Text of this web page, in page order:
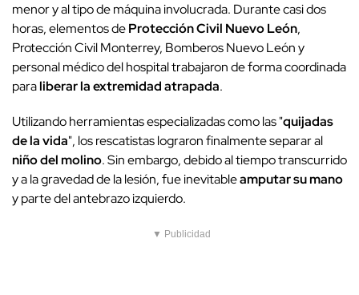
menor y al tipo de máquina involucrada. Durante casi dos
horas, elementos deProtección Civil Nuevo León,
Protección Civil Monterrey, Bomberos Nuevo León y
personal médico del hospital trabajaron de forma coordinada
paraliberar la extremidad atrapada.
Utilizando herramientas especializadas como las "quijadas
de la vida", los rescatistas lograron finalmente separar al
niño del molino. Sin embargo, debido al tiempo transcurrido
y a la gravedad de la lesión, fue inevitableamputar su mano
y parte del antebrazo izquierdo.
▼ Publicidad